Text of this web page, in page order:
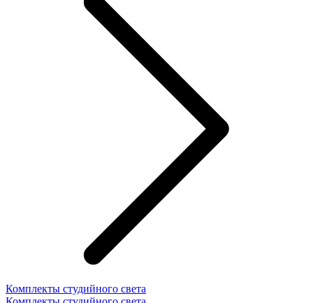
Комплекты студийного света